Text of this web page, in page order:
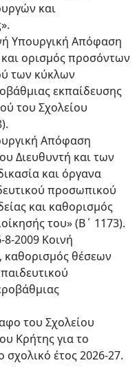
και
Υπουργική Απόφαση
ορισμός προσόντων
των κύκλων
εκπαίδευσης
του Σχολείου
Απόφαση
Διευθυντή και των
και όργανα
προσωπικού
και καθορισμός
του» (Β΄ 1173).
2009 Κοινή
θέσεων
του Σχολείου
Κρήτης για το
έτος 2026-27.